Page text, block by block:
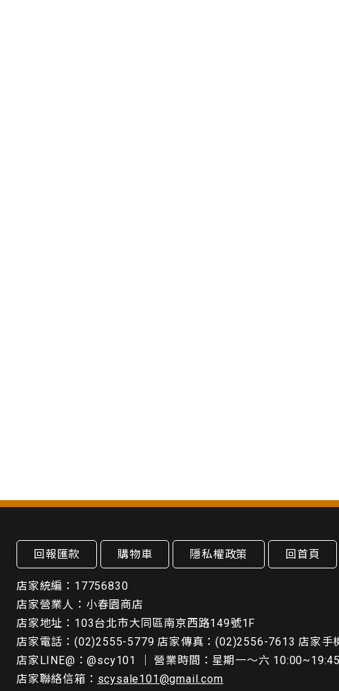
回報匯款 購物車 隱私權政策 回首頁
店家統編：17756830
店家營業人：小春園商店
店家地址：103台北市大同區南京西路149號1F
店家電話：(02)2555-5779 店家傳真：(02)2556-7613 店家手
店家LINE@：@scy101 ｜ 營業時間：星期一～六
店家聯絡信箱： scysale101@gmail.com